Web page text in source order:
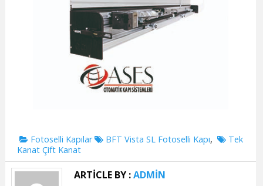
Categories
Fotoselli KapılarTagsBFT Vista SL Fotoselli Kapı,
Tek
Kanat Çift Kanat
ARTICLE BY :ADMIN